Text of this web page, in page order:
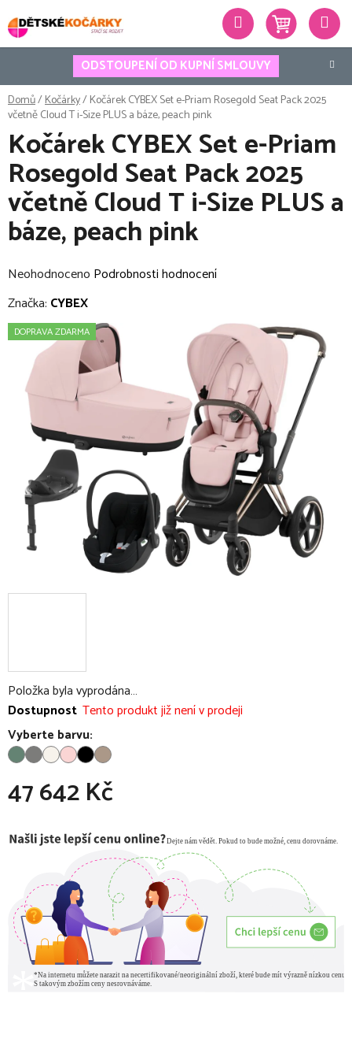
na
obsah
ODSTOUPENÍ OD KUPNÍ SMLOUVY
Hledat
Domů/Kočárky/Kočárek CYBEX Set e-Priam Rosegold Seat Pack 2025
včetně Cloud T i-Size PLUS a báze, peach pink
Položka byla vyprodána…
Dostupnost Tento produkt již není v prodeji
Vyberte barvu:
47 642 Kč
Kočárek CYBEX Set e-Priam
Rosegold Seat Pack 2025
včetně Cloud T i-Size PLUS a
báze, peach pink
Průměrné
hodnocení
je
hvězdiček.
Neohodnoceno Podrobnosti hodnocení
Značka: CYBEX
DOPRAVA ZDARMA